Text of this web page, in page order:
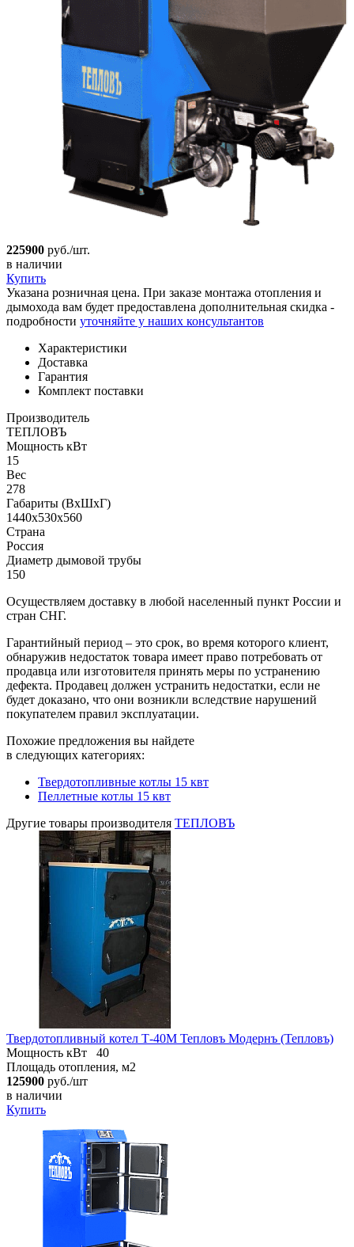
225900 руб./шт.
в наличии
Купить
Указана розничная цена. При заказе монтажа отопления и
дымохода вам будет предоставлена дополнительная скидка -
подробности уточняйте у наших консультантов
Характеристики
Доставка
Гарантия
Комплект поставки
Производитель
ТЕПЛОВЪ
Мощность кВт
15
Вес
278
Габариты (ВхШхГ)
1440х530х560
Страна
Россия
Диаметр дымовой трубы
150
Осуществляем доставку в любой населенный пункт России и
стран СНГ.
Гарантийный период – это срок, во время которого клиент,
обнаружив недостаток товара имеет право потребовать от
продавца или изготовителя принять меры по устранению
дефекта. Продавец должен устранить недостатки, если не
будет доказано, что они возникли вследствие нарушений
покупателем правил эксплуатации.
Похожие предложения вы найдете
в следующих категориях:
Твердотопливные котлы 15 квт
Пеллетные котлы 15 квт
Другие товары производителя ТЕПЛОВЪ
Твердотопливный котел Т-40М Тепловъ Модернъ (Тепловъ)
Мощность кВт
40
Площадь отопления, м2
125900 руб./шт
в наличии
Купить